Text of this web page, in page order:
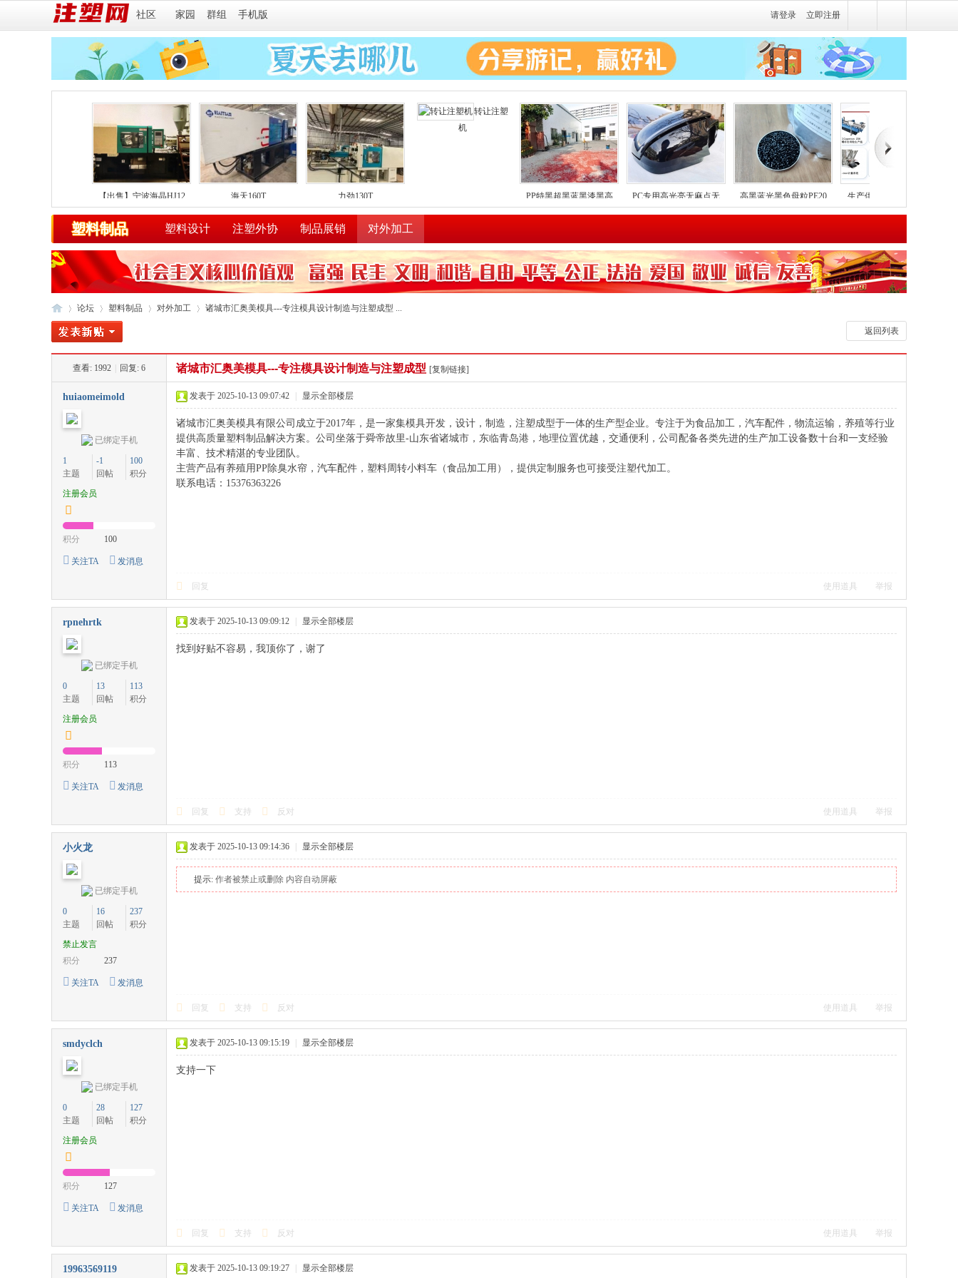
社区 家园 群组 手机版 请登录 立即注册
向右滚动
【出售】宁波海晶HJ12 海天160T 力劲130T
转让注塑
机
PP特黑超黑蓝黑漆黑高 PC专用高光亮无麻点无 高黑蓝光黑色母粒PE20 生产供应各类型全新料
塑料制品 塑料设计 注塑外协 制品展销 对外加工
论坛
›
塑料制品 对外加工
›
诸城市汇奥美模具---专注模具设计制造与注塑成型 ...
返回列表
查看: 1992 回复: 6 诸城市汇奥美模具---专注模具设计制造与注塑成型 [复制链接]
huiaomeimold
已绑定手机
1
主题
-1
回帖
100
积分
注册会员
积分 100
关注TA 发消息
发表于 2025-10-13 09:07:42 显示全部楼层
诸城市汇奥美模具有限公司成立于2017年，是一家集模具开发，设计，制造，注塑成型于一体的生产型企业。专注于为食品加工，汽车配件，物流运输，养殖等行业
提供高质量塑料制品解决方案。公司坐落于舜帝故里-山东省诸城市，东临青岛港，地理位置优越，交通便利，公司配备各类先进的生产加工设备数十台和一支经验
丰富、技术精湛的专业团队。
主营产品有养殖用PP除臭水帘，汽车配件，塑料周转小料车（食品加工用），提供定制服务也可接受注塑代加工。
联系电话：15376363226
回复 使用道具 举报
rpnehrtk
已绑定手机
0
主题
13
回帖
113
积分
注册会员
积分 113
关注TA 发消息
发表于 2025-10-13 09:09:12 显示全部楼层
找到好贴不容易，我顶你了，谢了
回复 支持 反对 使用道具 举报
小火龙
已绑定手机
0
主题
16
回帖
237
积分
禁止发言
积分
237
关注TA 发消息
发表于 2025-10-13 09:14:36 显示全部楼层
提示: 作者被禁止或删除 内容自动屏蔽
回复 支持 反对 使用道具 举报
smdyclch
已绑定手机
0
主题
28
回帖
127
积分
注册会员
积分 127
关注TA 发消息
发表于 2025-10-13 09:15:19 显示全部楼层
支持一下
回复 支持 反对 使用道具 举报
19963569119 发表于 2025-10-13 09:19:27 显示全部楼层